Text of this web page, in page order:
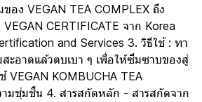
อง VEGAN TEA COMPLEX ถึง
CERTIFICATE จาก Korea
and Services 3. วิธีใช้ : ทา
ะอาดแล้วตบเบา ๆ เพื่อให้ซึมซาบของสู่
VEGAN KOMBUCHA TEA
ามชุ่มชื้น 4. สารสกัดหลัก - สารสกัดจาก